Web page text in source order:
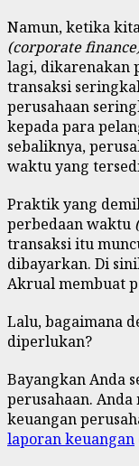
Namun, ketika
(corporate
lagi, dikarenakan
transaksi
perusahaan
kepada para
sebaliknya,
waktu yang
Praktik yang
perbedaan waktu
transaksi itu
dibayarkan. Di
Akrual membuat
Lalu, bagaimana
diperlukan?
Bayangkan Anda
perusahaan.
keuangan
laporan keuangan